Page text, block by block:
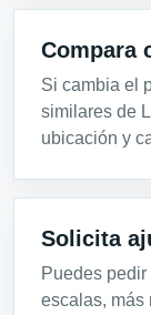
Compara
Si cambia el
similares de
ubicación y
Solicita
Puedes
escalas, más